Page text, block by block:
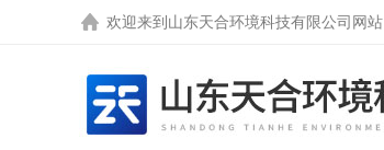
欢迎来到 山东天合环境科技有限公司网站